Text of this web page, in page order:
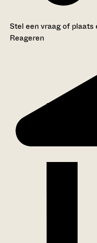
Stel een vraag of
Reageren